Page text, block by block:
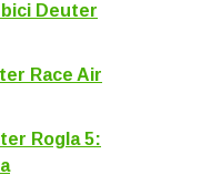
Deuter
Race Air
Rogla 5: